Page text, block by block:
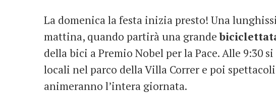
La domenica la festa inizia presto! Una
mattina, quando partirà una grande
della bici a Premio Nobel per la Pace. Alle 9:30
locali nel parco della Villa Correr e poi
animeranno l’intera giornata.